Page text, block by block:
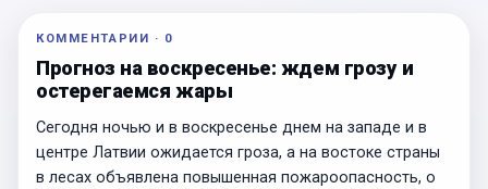
КОММЕНТАРИИ · 0
Прогноз на воскресенье: ждем грозу и
остерегаемся жары
Сегодня ночью и в воскресенье днем на западе и в
центре Латвии ожидается гроза, а на востоке страны
в лесах объявлена повышенная пожароопасность, о